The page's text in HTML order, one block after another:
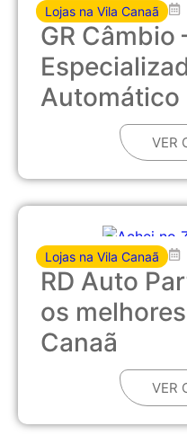
Lojas na Vila Canaã
GR Câmbio
Automático
VER
Lojas na Vila Canaã
RD Auto
os
Canaã
VER